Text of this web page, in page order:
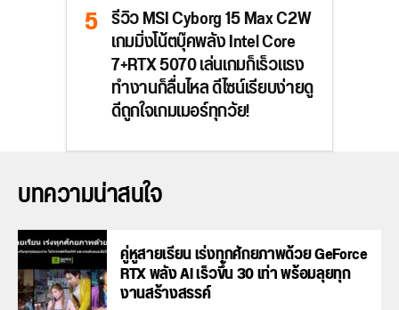
รีวิว MSI Cyborg 15 Max C2W
เกมมิ่งโน้ตบุ๊คพลัง Intel Core
7+RTX 5070 เล่นเกมก็เร็วแรง
ทำงานก็ลื่นไหล ดีไซน์เรียบง่ายดู
ดีถูกใจเกมเมอร์ทุกวัย!
บทความน่าสนใจ
คู่หูสายเรียน เร่งทุกศักยภาพด้วย GeForce
RTX พลัง AI เร็วขึ้น 30 เท่า พร้อมลุยทุก
งานสร้างสรรค์